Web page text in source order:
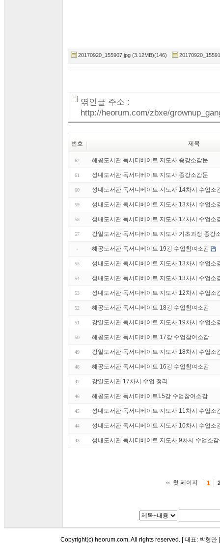
20170920_155907.jpg (3.12MB)(146)
엮인글 주소 :
http://heorum.com/zbxe/
번호 제목
62 해공도서관 독서디베이트 지도사 종강소감문
61 성내도서관 독서디베이트 지도사 종강소감문
60 성내도서관 독서디베이트 지도사 14차시 수업소
59 성내도서관 독서디베이트 지도사 13차시 수업소
58 성내도서관 독서디베이트 지도사 12차시 수업소
57 강일도서관 독서디베이트 지도사 기초과정 종강
해공도서관 독서디베이트 19강 수업참여소감
55 성내도서관 독서디베이트 지도사 13차시 수업소
54 성내도서관 독서디베이트 지도사 13차시 수업소
53 성내도서관 독서디베이트 지도사 12차시 수업소
52 해공도서관 독서디베이트 18강 수업참여소감
51 강일도서관 독서디베이트 지도사 19차시 수업소
50 해공도서관 독서디베이트 17강 수업참여소감
49 강일도서관 독서디베이트 지도사 18차시 수업소
48 해공도서관 독서디베이트 16강 수업참여소감
47 강일도서관 17차시 수업 정리
46 해공도서관 독서디베이트15강 수업참여소감
45 성내도서관 독서디베이트 지도사 11차시 수업소
44 성내도서관 독서디베이트 지도사 10차시 수업소
43 성내도서관 독서디베이트 지도사 9차시 수업소
첫 페이지 1
Copyright(c) heorum.com, All rights reserved. | 대표: 박형